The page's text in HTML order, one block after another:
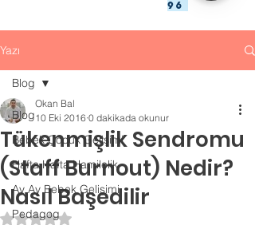
96
Yazı
Blog
Bebek Çocuk Gelişimi
Hafta Hafta Hamilelik
Ay Ay Bebek Gelişimi
Pedagog
Blog
Tükenmişlik Sendromu
(Staff Burnout) Nedir?
Nasıl Başedilir
Okan Bal
10 Eki 2016 0 dakikada okunur
5 üzerinden NaN yıldız